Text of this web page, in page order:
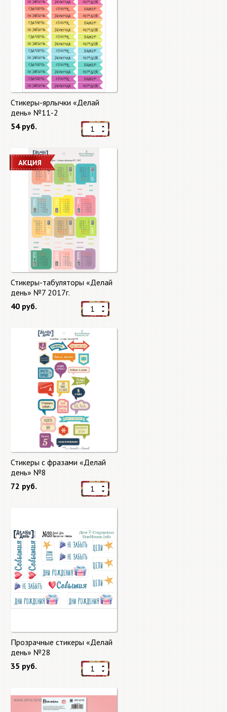
Стикеры-ярлычки «Делай
день» №11-2
54 руб.
Стикеры-табуляторы «Делай
день» №7 2017г.
40 руб.
Стикеры с фразами «Делай
день» №8
72 руб.
Прозрачные стикеры «Делай
день» №28
35 руб.